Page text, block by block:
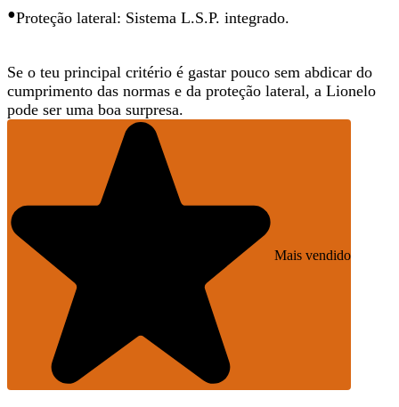
•Proteção lateral: Sistema L.S.P. integrado.
Se o teu principal critério é gastar pouco sem abdicar do
cumprimento das normas e da proteção lateral, a Lionelo
pode ser uma boa surpresa.
Mais vendido